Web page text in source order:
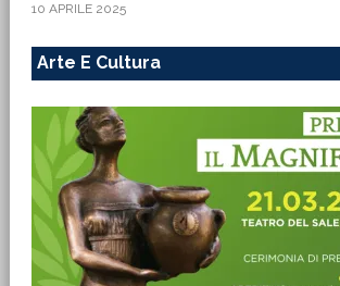
10 APRILE 2025
Arte E Cultura